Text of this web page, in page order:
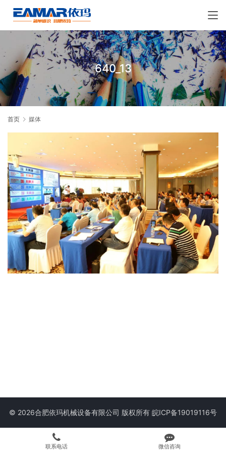
640_13
首页 媒体
© 2026合肥依玛机械设备有限公司 版权所有 皖ICP备19019116号
联系电话 微信咨询